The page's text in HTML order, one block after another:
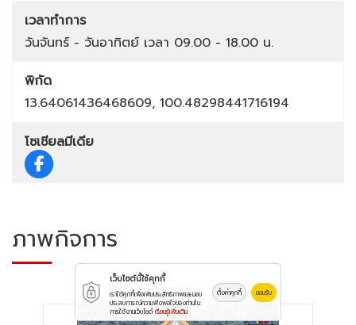
เวลาทำการ
วันจันทร์ - วันอาทิตย์ เวลา 09.00 - 18.00 น.
พิกัด
13.64061436468609, 100.48298441716194
โซเชียลมีเดีย
ภาพกิจการ
เว็บไซต์นี้ใช้คุกกี้
เราใช้คุกกี้เพื่อเพิ่มประสิทธิภาพและมอบ
ประสบการณ์ความพึงพอใจของท่านใน
การใช้งานเว็บไซต์เรียนรู้เพิ่มเติม
ตั้งค่าคุกกี้ ยอมรับ